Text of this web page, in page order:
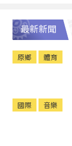
最新新聞
原鄉 體育
國際 音樂